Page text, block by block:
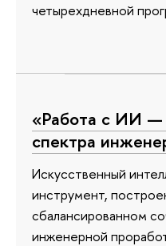
четырехдневной
«Работа с ИИ —
спектра
Искусственный
инструмент,
сбалансированном
инженерной